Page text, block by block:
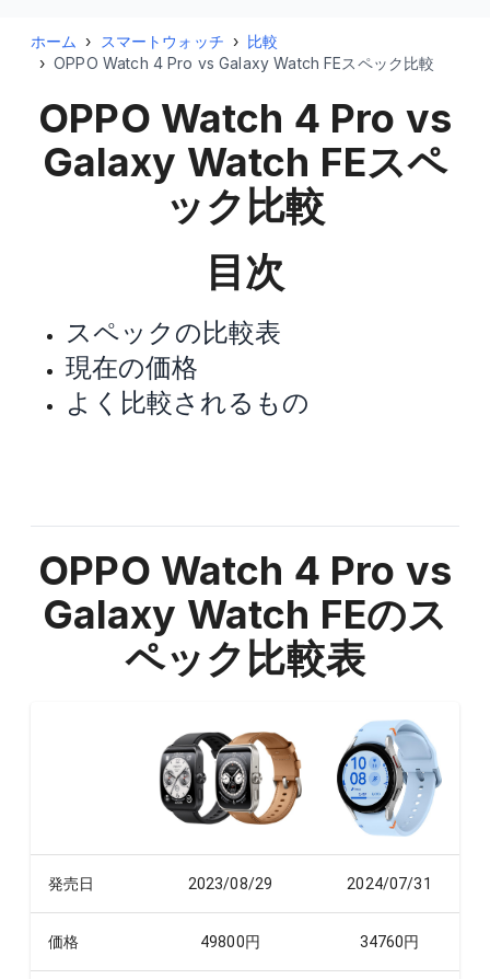
ホーム › スマートウォッチ › 比較
› OPPO Watch 4 Pro vs Galaxy Watch FEスペック比較
OPPO Watch 4 Pro vs
Galaxy Watch FEスペ
ック比較
目次
スペックの比較表
現在の価格
よく比較されるもの
OPPO Watch 4 Pro vs
Galaxy Watch FEのス
ペック比較表
発売日 2023/08/29 2024/07/31
価格 49800円 34760円